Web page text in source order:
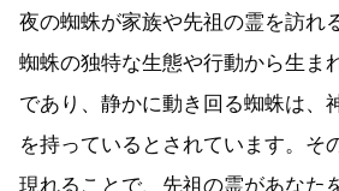
夜の蜘蛛が家族や先祖の霊を訪れ
蜘蛛の独特な生態や行動から生ま
であり、静かに動き回る蜘蛛は、
を持っているとされています。そ
現れることで、先祖の霊があなた